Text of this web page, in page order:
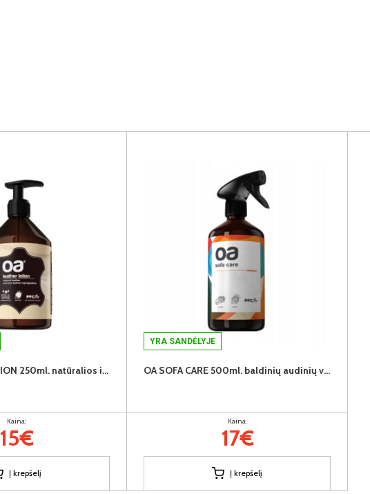
OA LEATHER LOTION 250ml. natūralios ir dirbtinės odos impregnantas
Kaina:
15€
Į krepšelį
YRA SANDĖLYJE
OA SOFA CARE 500ml. baldinių audinių valiklis
Kaina:
17€
Į krepšelį